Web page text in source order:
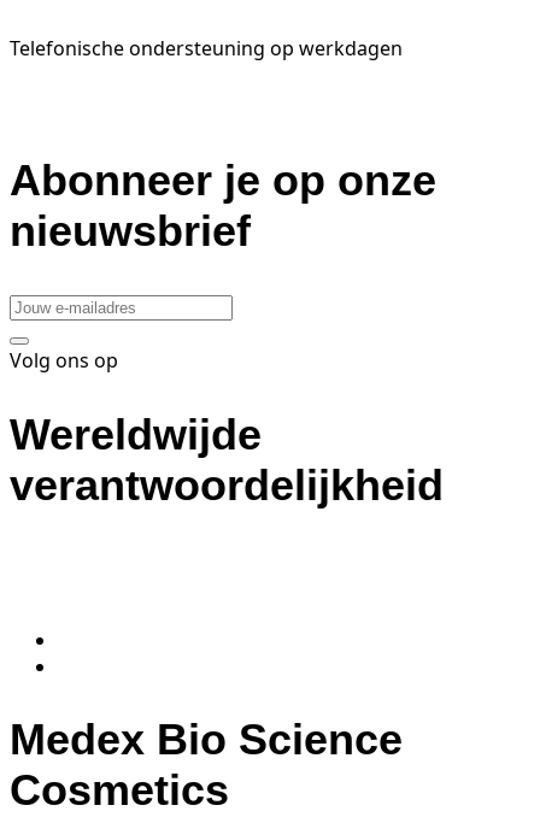
Telefonische ondersteuning op werkdagen
Abonneer je op onze
nieuwsbrief
Volg ons op
Wereldwijde
verantwoordelijkheid
Medex Bio Science
Cosmetics